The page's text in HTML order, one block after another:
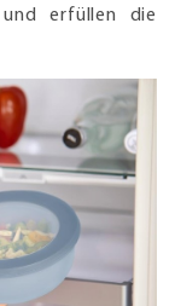
erfüllen die